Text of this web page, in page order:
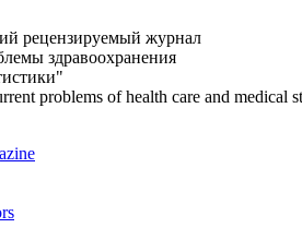
рецензируемый журнал
здравоохранения
problems of health care and medical